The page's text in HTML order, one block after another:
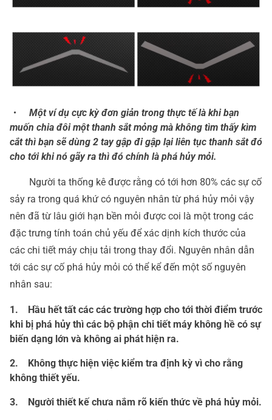
・ Một ví dụ cực kỳ đơn giản trong thực tế là khi bạn
muốn chia đôi một thanh sắt mỏng mà không tìm thấy kìm
cắt thì bạn sẽ dùng 2 tay gập đi gập lại liên tục thanh sắt đó
cho tới khi nó gãy ra thì đó chính là phá hủy mỏi.
Người ta thống kê được rằng có tới hơn 80% các sự cố
sảy ra trong quá khứ có nguyên nhân từ phá hủy mỏi vậy
nên đã từ lâu giới hạn bền mỏi được coi là một trong các
đặc trưng tính toán chủ yếu để xác dịnh kích thước của
các chi tiết máy chịu tải trong thay đổi. Nguyên nhân dẫn
tới các sự cố phá hủy mỏi có thể kể đến một số nguyên
nhân sau:
1. Hầu hết tất các các trường hợp cho tới thời điểm trước
khi bị phá hủy thì các bộ phận chi tiết máy không hề có sự
biến dạng lớn và không ai phát hiện ra.
2. Không thực hiện việc kiểm tra định kỳ vì cho rằng
không thiết yếu.
3. Người thiết kế chưa nắm rõ kiến thức về phá hủy mỏi.